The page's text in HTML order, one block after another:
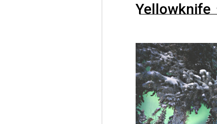
Yellowknife